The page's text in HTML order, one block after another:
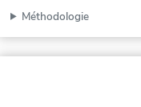
Méthodologie